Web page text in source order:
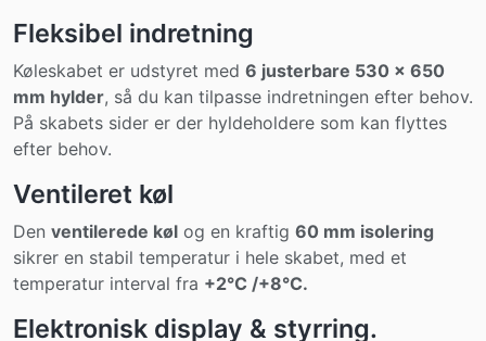
Fleksibel indretning
Køleskabet er udstyret med 6 justerbare 530 x 650
mm hylder, så du kan tilpasse indretningen efter behov.
På skabets sider er der hyldeholdere som kan flyttes
efter behov.
Ventileret køl
Den ventilerede køl og en kraftig 60 mm isolering
sikrer en stabil temperatur i hele skabet, med et
temperatur interval fra +2°C /+8°C.
Elektronisk display & styrring.